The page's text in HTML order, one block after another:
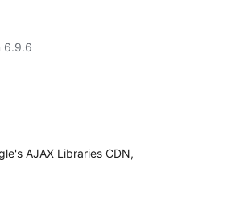
6.9.6
AJAX Libraries CDN,